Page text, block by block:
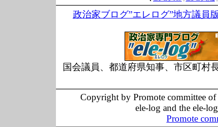
政治家ブログ”エレログ”地方議員
国会議員、都道府県知事、市区町村
Copyright by Promote committee
ele-log and the ele-
Promote